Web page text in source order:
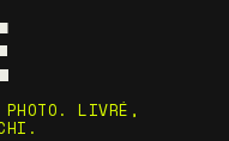
LIVRÉ,